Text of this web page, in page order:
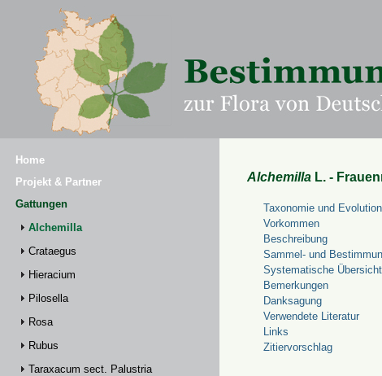
Home
Projekt & Partner
Gattungen
Alchemilla
Crataegus
Hieracium
Pilosella
Rosa
Rubus
Taraxacum sect. Palustria
Alchemilla L. -
Taxonomie und Evolution
Vorkommen
Beschreibung
Sammel- und
Systematische Übersicht
Bemerkungen
Danksagung
Verwendete Literatur
Links
Zitiervorschlag